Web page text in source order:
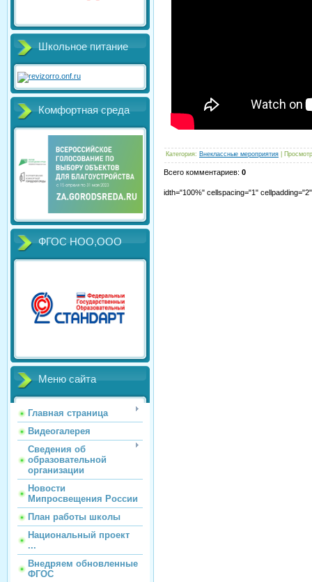
Школьное питание
Комфортная среда
ФГОС НОО,ООО
Меню сайта
Главная страница
Видеогалерея
Сведения об
образовательной
организации
Новости
Мипросвещения России
План работы школы
Национальный проект
...
Внедряем обновленные
ФГОС
Категория: Внеклассные мероприятия
Всего комментариев: 0
idth="100%" cellspacing="1"